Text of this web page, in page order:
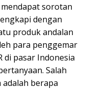
sorotan
dengan
produk andalan
para penggemar
di pasar Indonesia
Salah
berapa